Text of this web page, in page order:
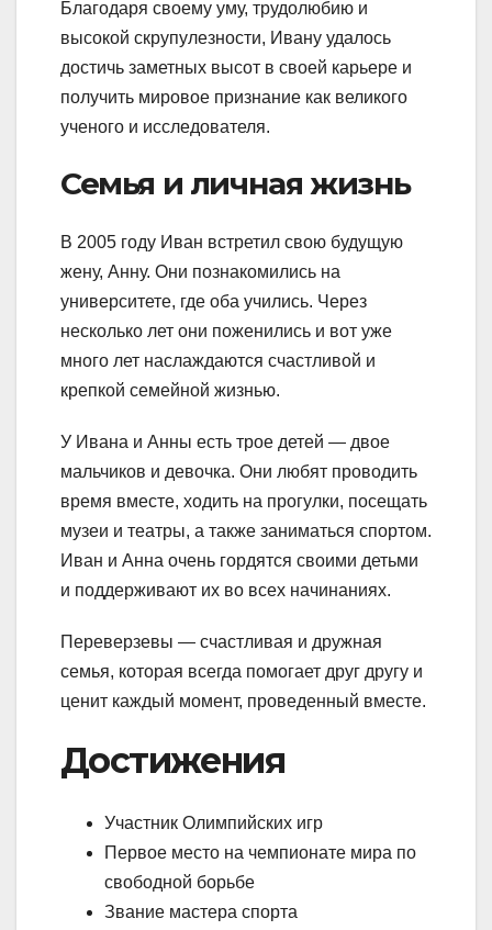
Благодаря своему уму, трудолюбию и
высокой скрупулезности, Ивану удалось
достичь заметных высот в своей карьере и
получить мировое признание как великого
ученого и исследователя.
Семья и личная жизнь
В 2005 году Иван встретил свою будущую
жену, Анну. Они познакомились на
университете, где оба учились. Через
несколько лет они поженились и вот уже
много лет наслаждаются счастливой и
крепкой семейной жизнью.
У Ивана и Анны есть трое детей — двое
мальчиков и девочка. Они любят проводить
время вместе, ходить на прогулки, посещать
музеи и театры, а также заниматься спортом.
Иван и Анна очень гордятся своими детьми
и поддерживают их во всех начинаниях.
Переверзевы — счастливая и дружная
семья, которая всегда помогает друг другу и
ценит каждый момент, проведенный вместе.
Достижения
Участник Олимпийских игр
Первое место на чемпионате мира по
свободной борьбе
Звание мастера спорта